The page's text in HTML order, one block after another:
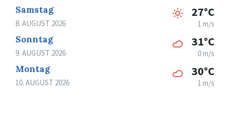
Samstag
8. AUGUST 2026
27°C
1 m/s
Sonntag
9. AUGUST 2026
31°C
0 m/s
Montag
10. AUGUST 2026
30°C
1 m/s